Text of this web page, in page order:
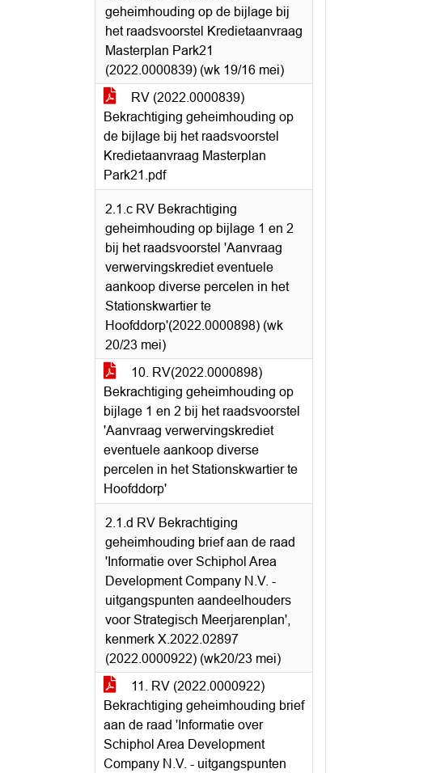
geheimhouding op de bijlage bij
het raadsvoorstel Kredietaanvraag
Masterplan Park21
(2022.0000839) (wk 19/16 mei)
RV (2022.0000839)
Bekrachtiging geheimhouding op
de bijlage bij het raadsvoorstel
Kredietaanvraag Masterplan
Park21.pdf
2.1.c RV Bekrachtiging
geheimhouding op bijlage 1 en 2
bij het raadsvoorstel 'Aanvraag
verwervingskrediet eventuele
aankoop diverse percelen in het
Stationskwartier te
Hoofddorp'(2022.0000898) (wk
20/23 mei)
10. RV(2022.0000898)
Bekrachtiging geheimhouding op
bijlage 1 en 2 bij het raadsvoorstel
'Aanvraag verwervingskrediet
eventuele aankoop diverse
percelen in het Stationskwartier te
Hoofddorp'
2.1.d RV Bekrachtiging
geheimhouding brief aan de raad
'Informatie over Schiphol Area
Development Company N.V. -
uitgangspunten aandeelhouders
voor Strategisch Meerjarenplan',
kenmerk X.2022.02897
(2022.0000922) (wk20/23 mei)
11. RV (2022.0000922)
Bekrachtiging geheimhouding brief
aan de raad 'Informatie over
Schiphol Area Development
Company N.V. - uitgangspunten